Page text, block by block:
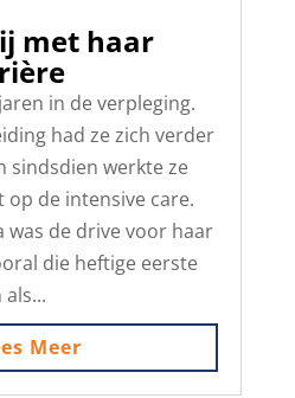
met haar
in de verpleging.
had ze zich verder
sindsdien werkte ze
op de intensive care.
de drive voor haar
die heftige eerste
Meer